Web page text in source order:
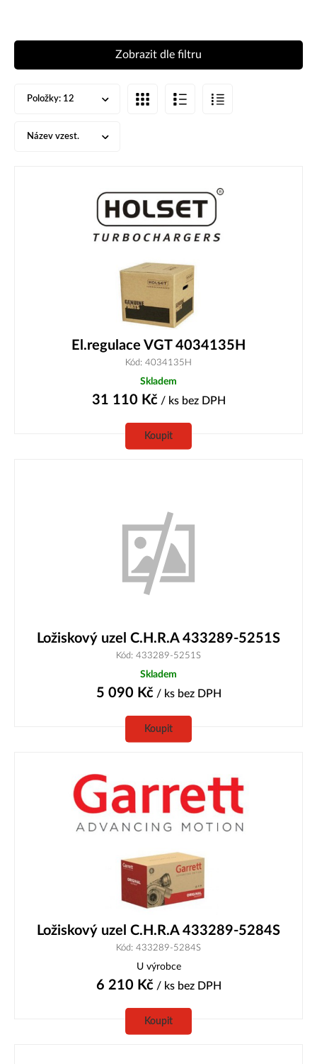
Zobrazit dle filtru
Položky: 12
Název vzest.
El.regulace VGT 4034135H
Kód: 4034135H
Skladem
31 110 Kč/ ks bez DPH
Koupit
Ložiskový uzel C.H.R.A 433289-5251S
Kód: 433289-5251S
Skladem
5 090 Kč/ ks bez DPH
Koupit
Ložiskový uzel C.H.R.A 433289-5284S
Kód: 433289-5284S
U výrobce
6 210 Kč/ ks bez DPH
Koupit